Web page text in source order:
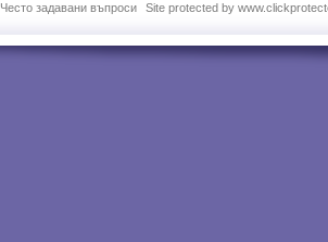
Често задавани въпроси Site protected by